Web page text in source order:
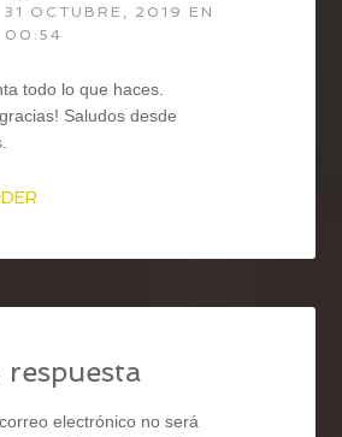
31 OCTUBRE, 2019 EN
00:54
todo lo que haces.
Saludos desde
electrónico no será